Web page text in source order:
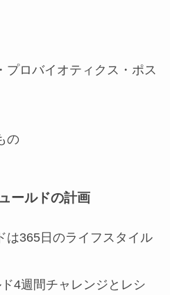
プロバイオティクス・ポス
の
ールドの計画
は365日のライフスタイル
4週間チャレンジとレシ